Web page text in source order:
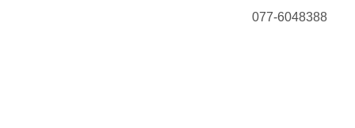
077-6048388